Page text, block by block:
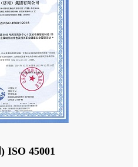
ISO 45001 (الإنجليزية)